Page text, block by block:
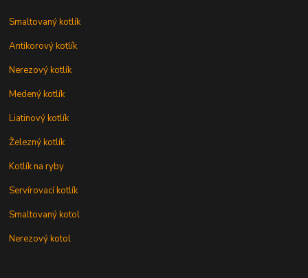
Smaltovaný kotlík
Antikorový kotlík
Nerezový kotlík
Medený kotlík
Liatinový kotlík
Železný kotlík
Kotlík na ryby
Servírovací kotlík
Smaltovaný kotol
Nerezový kotol